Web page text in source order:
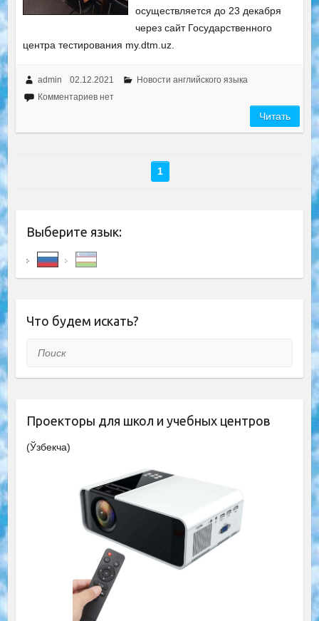
осуществляется до 23 декабря
через сайт Государственного
центра тестирования my.dtm.uz.
admin 02.12.2021
Новости английского языка
Комментариев нет
Читать
1
Выберите язык:
Что будем искать?
Поиск
Проекторы для школ и учебных центров
(Ўзбекча)